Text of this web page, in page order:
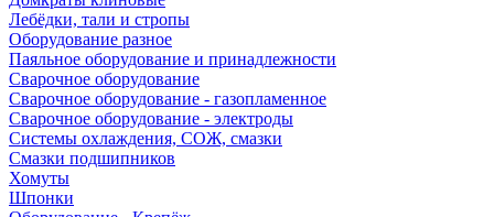
Лебёдки, тали и стропы
Оборудование разное
Паяльное оборудование и принадлежности
Сварочное оборудование
Сварочное оборудование - газопламенное
Сварочное оборудование - электроды
Системы охлаждения, СОЖ, смазки
Смазки подшипников
Хомуты
Шпонки